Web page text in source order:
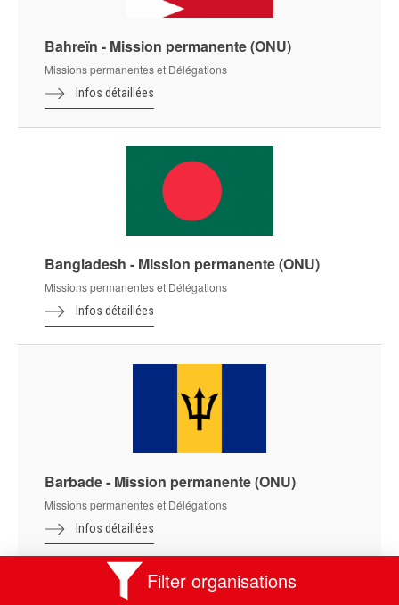
Bahreïn - Mission permanente (ONU)
Missions permanentes et Délégations
Infos détaillées
Bangladesh - Mission permanente (ONU)
Missions permanentes et Délégations
Infos détaillées
Barbade - Mission permanente (ONU)
Missions permanentes et Délégations
Infos détaillées
Filter organisations